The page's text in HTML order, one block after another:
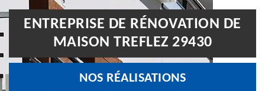
ENTREPRISE DE RÉNOVATION DE
MAISON TREFLEZ 29430
NOS RÉALISATIONS